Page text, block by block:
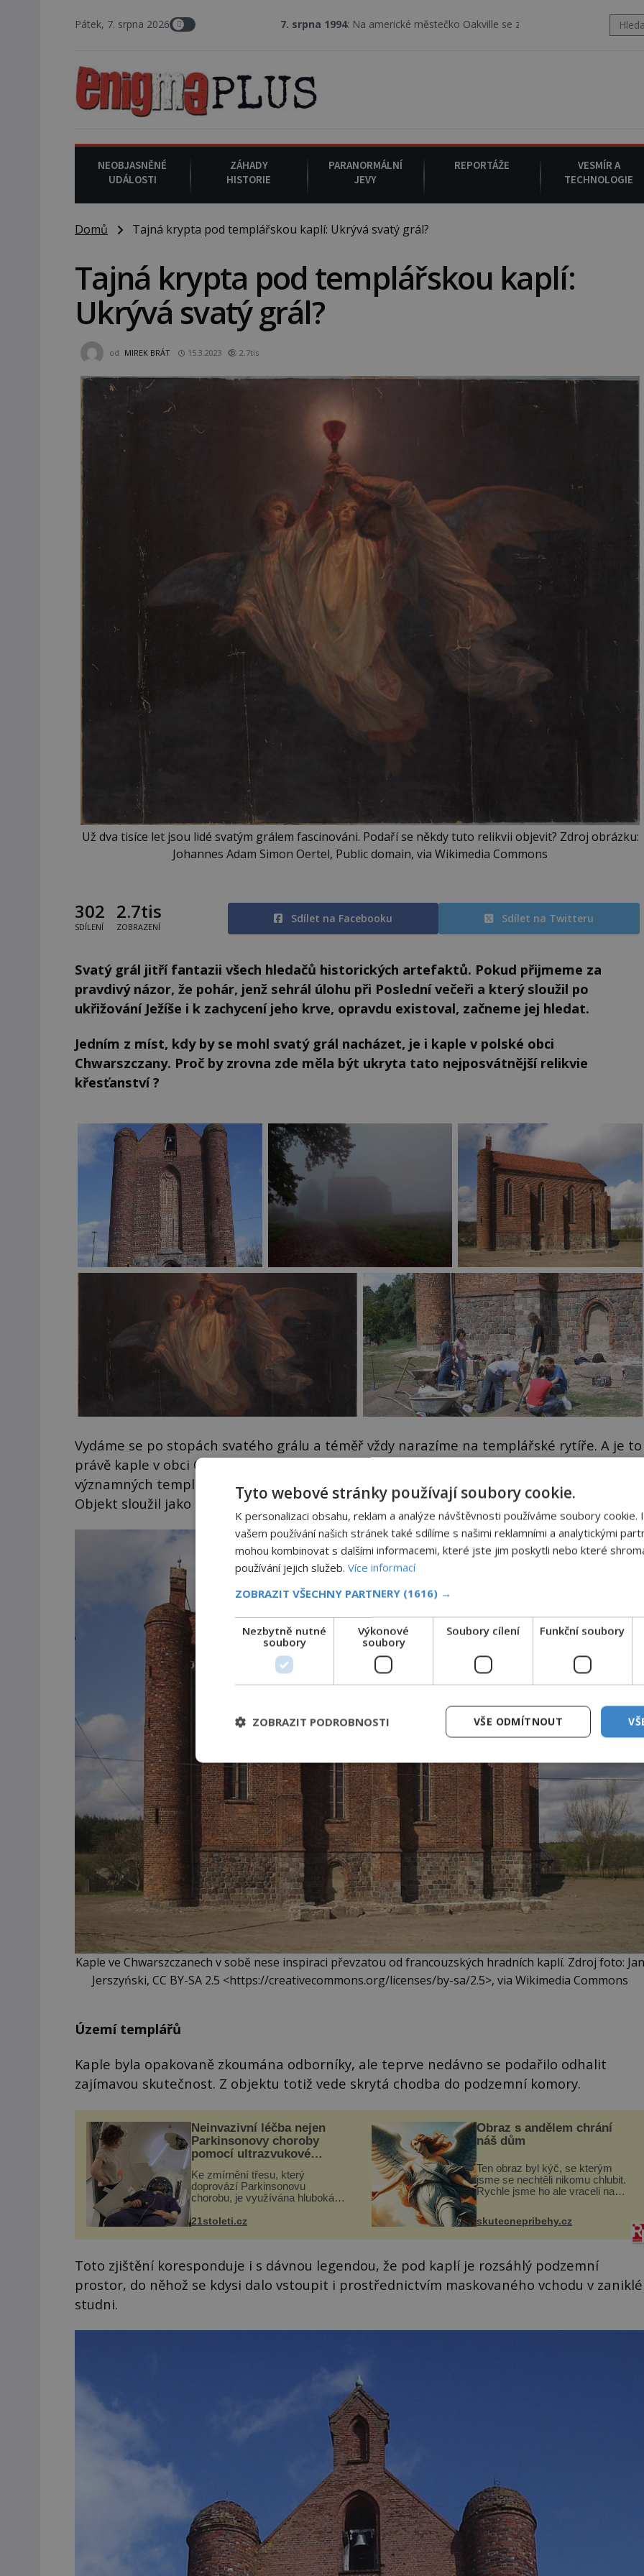
Pátek, 7. srpna 2026 : Na americké městečko Oakville se z nebe snáší podivná rosolovitá látka
NEOBJASNĚNÉ
UDÁLOSTI
ZÁHADY
HISTORIE
PARANORMÁLNÍ
JEVY
REPORTÁŽE
VESMÍR A
TECHNOLOGIE
Domů Tajná krypta pod templářskou kaplí: Ukrývá svatý grál?
Tajná krypta pod templářskou kaplí:
Ukrývá svatý grál?
od MIREK BRÁT 15.3.2023 2.7tis
Už dva tisíce let jsou lidé svatým grálem fascinováni. Podaří se někdy tuto relikvii objevit? Zdroj obrázku:
Johannes Adam Simon Oertel, Public domain, via Wikimedia Commons
302
SDÍLENÍ
2.7tis
ZOBRAZENÍ
Sdílet na Facebooku Sdílet na Twitteru
Svatý grál jitří fantazii všech hledačů historických artefaktů. Pokud přijmeme za
pravdivý názor, že pohár, jenž sehrál úlohu při Poslední večeři a který sloužil po
ukřižování Ježíše i k zachycení jeho krve, opravdu existoval, začneme jej hledat.
Jedním z míst, kdy by se mohl svatý grál nacházet, je i kaple v polské obci
Chwarszczany. Proč by zrovna zde měla být ukryta tato nejposvátnější relikvie
křesťanství ?
Vydáme se po stopách svatého grálu a téměř vždy narazíme na templářské rytíře. A je to
právě kaple v obci Chwarszczany, která je místem posledního odpočinku několika
významných templářských rytířů. Kapli postavili v roce 1232 templáři z červených cihel.
Objekt sloužil jako svatostánek i jako opevnění v neklidných časech.
Kaple ve Chwarszczanech v sobě nese inspiraci převzatou od francouzských hradních kaplí. Zdroj foto: Jan
Jerszyński, CC BY-SA 2.5 <https://creativecommons.org/licenses/by-sa/2.5>, via Wikimedia Commons
Území templářů
Kaple byla opakovaně zkoumána odborníky, ale teprve nedávno se podařilo odhalit
zajímavou skutečnost. Z objektu totiž vede skrytá chodba do podzemní komory.
Neinvazivní léčba nejen
Parkinsonovy choroby
pomocí ultrazvukové
Ke zmírnění třesu, který
doprovází Parkinsonovu
chorobu, je využívána hluboká
vyžaduje vysoce invazivní
vhodný k dostatečně přesnému
21stoleti.cz
Obraz s andělem chrání
náš dům
Ten obraz byl kýč, se kterým
jsme se nechtěli nikomu chlubit.
Rychle jsme ho ale vraceli na
domek na severu Čech, kde
jsme si naplánova...
skutecnepribehy.cz
Toto zjištění koresponduje i s dávnou legendou, že pod kaplí je rozsáhlý podzemní
prostor, do něhož se kdysi dalo vstoupit i prostřednictvím maskovaného vchodu v zaniklé
studni.
Tyto webové stránky používají soubory cookie.
K personalizaci obsahu, reklam a analýze návštěvnosti používáme soubory cookie.
vašem používání našich stránek také sdílíme s našimi reklamními a analytickými
mohou kombinovat s dalšími informacemi, které jste jim poskytli nebo které
používání jejich služeb. Více informací
ZOBRAZIT VŠECHNY PARTNERY (1616) →
Nezbytně nutné
soubory
Výkonové
soubory
Soubory cílení Funkční soubory
VŠE ODMÍTNOUT
ZOBRAZIT PODROBNOSTI